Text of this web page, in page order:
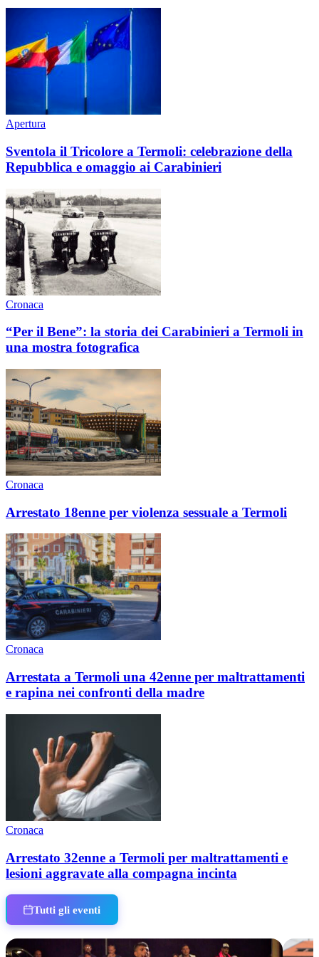
Apertura
Sventola il Tricolore a Termoli: celebrazione della
Repubblica e omaggio ai Carabinieri
Cronaca
“Per il Bene”: la storia dei Carabinieri a Termoli in
una mostra fotografica
Cronaca
Arrestato 18enne per violenza sessuale a Termoli
Cronaca
Arrestata a Termoli una 42enne per maltrattamenti
e rapina nei confronti della madre
Cronaca
Arrestato 32enne a Termoli per maltrattamenti e
lesioni aggravate alla compagna incinta
Tutti gli eventi